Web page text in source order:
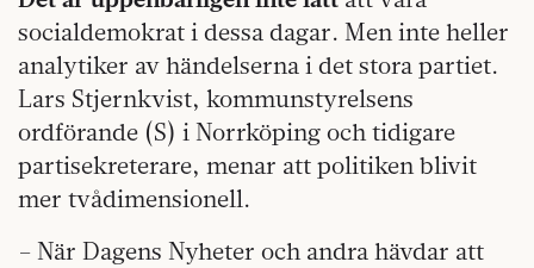
socialdemokrat i dessa dagar. Men inte heller
analytiker av händelserna i det stora partiet.
Lars Stjernkvist, kommunstyrelsens
ordförande (S) i Norrköping och tidigare
partisekreterare, menar att politiken blivit
mer tvådimensionell.
– När Dagens Nyheter och andra hävdar att